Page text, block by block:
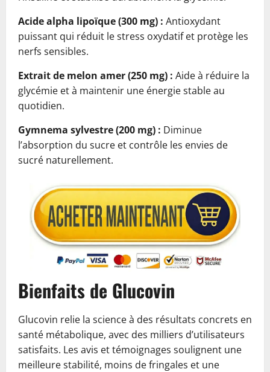
Acide alpha lipoïque (300 mg) : Antioxydant
puissant qui réduit le stress oxydatif et protège les
nerfs sensibles.
Extrait de melon amer (250 mg) : Aide à réduire la
glycémie et à maintenir une énergie stable au
quotidien.
Gymnema sylvestre (200 mg) : Diminue
l’absorption du sucre et contrôle les envies de
sucré naturellement.
Bienfaits de Glucovin
Glucovin relie la science à des résultats concrets en
santé métabolique, avec des milliers d’utilisateurs
satisfaits. Les avis et témoignages soulignent une
meilleure stabilité, moins de fringales et une